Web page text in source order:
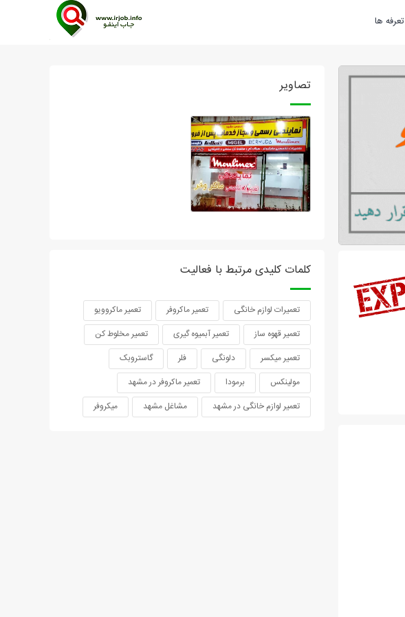
تعرفه ها
تصاویر
کلمات کلیدی مرتبط با فعالیت
تعمیرات لوازم خانگی تعمیر ماکروفر
تعمیر ماکروویو
تعمیر قهوه ساز
تعمیر آبمیوه گیری
تعمیر مخلوط کن
تعمیر میکسر
دلونگی فلر
گاستروبک
مولینکس
برمودا
تعمیر ماکروفر در مشهد
تعمیر لوازم خانگی در مشهد
مشاغل مشهد میکروفر